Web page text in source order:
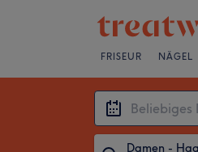
FRISEUR NÄGEL
Damen -